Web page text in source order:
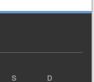
S D